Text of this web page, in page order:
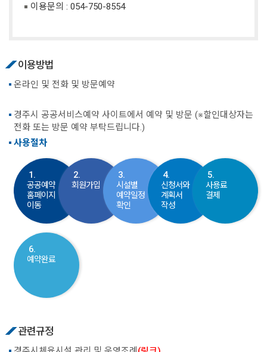
이용문의 : 054-750-8554
이용방법
온라인 및 전화 및 방문예약
경주시 공공서비스예약 사이트에서 예약 및 방문 (※할인대상자는
전화 또는 방문 예약 부탁드립니다.)
사용절차
1.
공공예약
홈페이지
이동
2.
회원가입
3.
시설별
예약일정
확인
4.
신청서와
계획서
작성
5.
사용료
결제
6.
예약완료
관련규정